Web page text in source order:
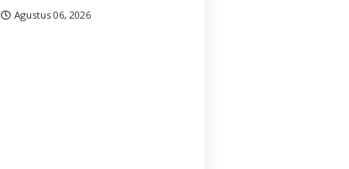
Agustus 06, 2026